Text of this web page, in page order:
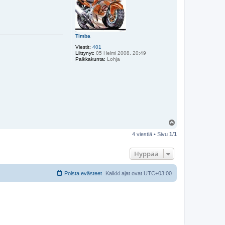
Timba
Viestit: 401
Liittynyt: 05 Helmi 2008, 20:49
Paikkakunta: Lohja
ö
4 viestiä • Sivu 1/1
Hyppää
Kaikki ajat ovat UTC+03:00
Poista evästeet